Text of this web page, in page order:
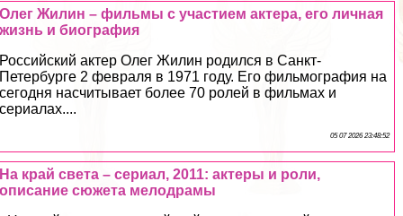
Олег Жилин – фильмы с участием актера, его личная
жизнь и биография
Российский актер Олег Жилин родился в Санкт-
Петербурге 2 февраля в 1971 году. Его фильмография на
сегодня насчитывает более 70 ролей в фильмах и
сериалах....
05 07 2026 23:48:52
На край света – сериал, 2011: актеры и роли,
описание сюжета мелодрамы